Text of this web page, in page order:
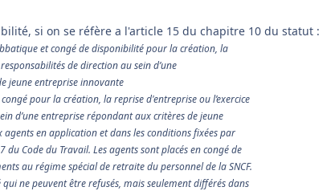
si on se réfère a l'article 15 du chapitre 10 du statut :
et congé de disponibilité pour la création, la
de direction au sein d’une
jeune entreprise innovante
pour la création, la reprise d'entreprise ou l’exercice
d’une entreprise répondant aux critères de jeune
en application et dans les conditions fixées par
Code du Travail. Les agents sont placés en congé de
au régime spécial de retraite du personnel de la SNCF.
ne peuvent être refusés, mais seulement différés dans